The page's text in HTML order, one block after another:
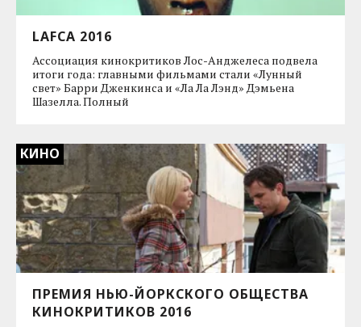
LAFCA 2016
Ассоциация кинокритиков Лос-Анджелеса подвела
итоги года: главными фильмами стали «Лунный
свет» Барри Дженкинса и «Ла Ла Лэнд» Дэмьена
Шазелла. Полный
КИНО
ПРЕМИЯ НЬЮ-ЙОРКСКОГО ОБЩЕСТВА
КИНОКРИТИКОВ 2016